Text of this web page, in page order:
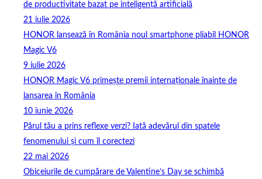
de productivitate bazat pe inteligență artificială
21 iulie 2026
HONOR lansează în România noul smartphone pliabil HONOR
Magic V6
9 iulie 2026
HONOR Magic V6 primește premii internaționale înainte de
lansarea în România
10 iunie 2026
Părul tău a prins reflexe verzi? Iată adevărul din spatele
fenomenului și cum îl corectezi
22 mai 2026
Obiceiurile de cumpărare de Valentine’s Day se schimbă